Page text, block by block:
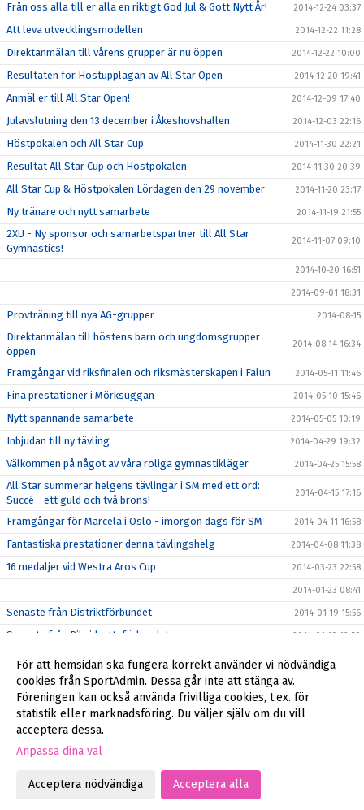
Från oss alla till er alla en riktigt God Jul & Gott Nytt År! 2014-12-24 03:37
Att leva utvecklingsmodellen 2014-12-22 11:28
Direktanmälan till vårens grupper är nu öppen 2014-12-22 10:00
Resultaten för Höstupplagan av All Star Open 2014-12-20 19:41
Anmäl er till All Star Open! 2014-12-09 17:40
Julavslutning den 13 december i Åkeshovshallen 2014-12-03 22:16
Höstpokalen och All Star Cup 2014-11-30 22:21
Resultat All Star Cup och Höstpokalen 2014-11-30 20:39
All Star Cup & Höstpokalen Lördagen den 29 november 2014-11-20 23:17
Ny tränare och nytt samarbete 2014-11-19 21:55
2XU - Ny sponsor och samarbetspartner till All Star
Gymnastics!
2014-11-07 09:10
2014-10-20 16:51
2014-09-01 18:31
Provträning till nya AG-grupper 2014-08-15
Direktanmälan till höstens barn och ungdomsgrupper
öppen
2014-08-14 16:34
Framgångar vid riksfinalen och riksmästerskapen i Falun 2014-05-11 11:46
Fina prestationer i Mörksuggan 2014-05-10 15:46
Nytt spännande samarbete 2014-05-05 10:19
Inbjudan till ny tävling 2014-04-29 19:32
Välkommen på något av våra roliga gymnastikläger 2014-04-25 15:58
All Star summerar helgens tävlingar i SM med ett ord:
Succé - ett guld och två brons!
2014-04-15 17:16
Framgångar för Marcela i Oslo - imorgon dags för SM 2014-04-11 16:58
Fantastiska prestationer denna tävlingshelg 2014-04-08 11:38
16 medaljer vid Westra Aros Cup 2014-03-23 22:58
2014-01-23 08:41
Senaste från Distriktförbundet 2014-01-19 15:56
Senaste från Riksidrottsförbundet 2014-01-19 12:50
Anmälan för stödmedlem eller nya medlemmar 2014-01-18 21:31
Godkännande för publicering av bilder på ert barn 2014-01-16 20:03
Äntligen igång 2014-01-16 17:26
Gå till Webbversion
För att hemsidan ska fungera korrekt använder vi nödvändiga
cookies från SportAdmin. Dessa går inte att stänga av.
Föreningen kan också använda frivilliga cookies, t.ex. för
statistik eller marknadsföring. Du väljer själv om du vill
acceptera dessa.
Anpassa dina val
Acceptera nödvändiga Acceptera alla